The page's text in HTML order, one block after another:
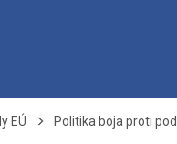
EÚ Politika boja proti